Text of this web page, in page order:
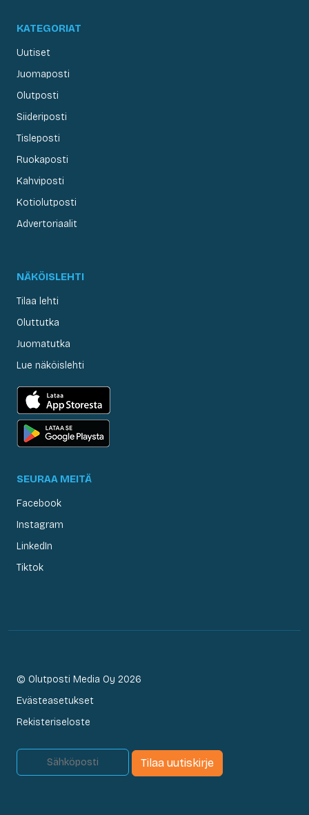
KATEGORIAT
Uutiset
Juomaposti
Olutposti
Siideriposti
Tisleposti
Ruokaposti
Kahviposti
Kotiolutposti
Advertoriaalit
NÄKÖISLEHTI
Tilaa lehti
Oluttutka
Juomatutka
Lue näköislehti
SEURAA MEITÄ
Facebook
Instagram
LinkedIn
Tiktok
© Olutposti Media Oy 2026
Evästeasetukset
Rekisteriseloste
Tilaa uutiskirje